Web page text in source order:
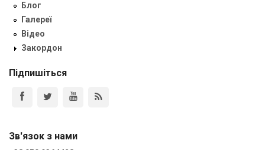
Блог
Галереї
Відео
Закордон
Підпишіться
Зв'язок з нами